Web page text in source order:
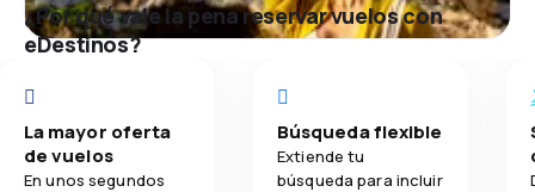
¿Por qué vale la pena reservar vuelos con
eDestinos?
La mayor oferta
de vuelos
En unos segundos
Búsqueda flexible
Extiende tu
búsqueda para incluir